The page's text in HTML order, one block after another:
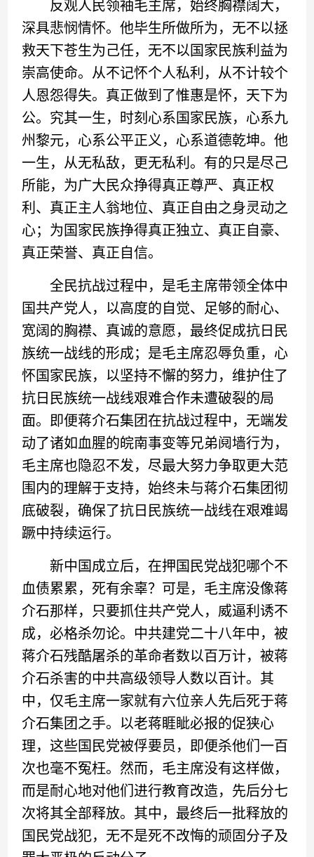
反观人民领袖毛主席，始终胸襟阔大，
深具悲悯情怀。他毕生所做所为，无不以拯
救天下苍生为己任，无不以国家民族利益为
崇高使命。从不记怀个人私利，从不计较个
人恩怨得失。真正做到了惟惠是怀，天下为
公。究其一生，时刻心系国家民族，心系九
州黎元，心系公平正义，心系道德乾坤。他
一生，从无私敌，更无私利。有的只是尽己
所能，为广大民众挣得真正尊严、真正权
利、真正主人翁地位、真正自由之身灵动之
心；为国家民族挣得真正独立、真正自豪、
真正荣誉、真正自信。
全民抗战过程中，是毛主席带领全体中
国共产党人，以高度的自觉、足够的耐心、
宽阔的胸襟、真诚的意愿，最终促成抗日民
族统一战线的形成；是毛主席忍辱负重，心
怀国家民族，以坚持不懈的努力，维护住了
抗日民族统一战线艰难合作未遭破裂的局
面。即便蒋介石集团在抗战过程中，无端发
动了诸如血腥的皖南事变等兄弟阋墙行为，
毛主席也隐忍不发，尽最大努力争取更大范
围内的理解于支持，始终未与蒋介石集团彻
底破裂，确保了抗日民族统一战线在艰难竭
蹶中持续运行。
新中国成立后，在押国民党战犯哪个不
血债累累，死有余辜？可是，毛主席没像蒋
介石那样，只要抓住共产党人，威逼利诱不
成，必格杀勿论。中共建党二十八年中，被
蒋介石残酷屠杀的革命者数以百万计，被蒋
介石杀害的中共高级领导人数以百计。其
中，仅毛主席一家就有六位亲人先后死于蒋
介石集团之手。以老蒋睚眦必报的促狭心
理，这些国民党被俘要员，即便杀他们一百
次也毫不冤枉。然而，毛主席没有这样做，
而是耐心地对他们进行教育改造，先后分七
次将其全部释放。其中，最终后一批释放的
国民党战犯，无不是死不改悔的顽固分子及